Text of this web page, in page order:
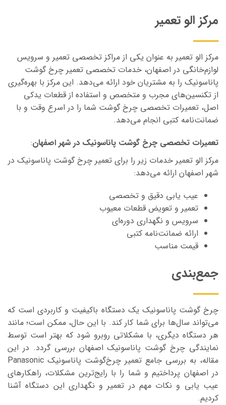
مرکز الو تعمیر
مرکز الو تعمیر به عنوان یکی از مراکز تخصصی تعمیر و سرویس
لوازم‌خانگی در اصفهان، خدمات تخصصی تعمیر چرخ گوشت
پاناسونیک را به مشتریان خود ارائه می‌دهد. این مرکز با بهره‌گیری
از تکنسین‌های مجرب و متخصص و استفاده از قطعات یدکی
اصل، تعمیرات تخصصی چرخ گوشت شما را در اسرع وقت و با
ضمانت‌نامه کتبی انجام می‌دهد.
تعمیرات تخصصی چرخ گوشت پاناسونیک در شهر اصفهان:
مرکز الو تعمیر خدمات زیر را برای تعمیر چرخ گوشت پاناسونیک در
شهر اصفهان ارائه می‌دهد:
عیب یابی دقیق و تخصصی
تعمیر و تعویض قطعات معیوب
سرویس و نگهداری دوره‌ای
ارائه ضمانت‌نامه کتبی
قیمت مناسب
جمع‌بندی
چرخ گوشت پاناسونیک یک دستگاه باکیفیت و کاربردی است که
می‌تواند سال‌ها برای شما کار کند. با این حال، ممکن است؛ مانند
هر دستگاه دیگری، با مشکلاتی روبرو شود که بهتر است توسط
نمایندگی چرخ گوشت پاناسونیک اصفهان بررسی گردد. در این
مقاله، به بررسی جامع تعمیر چرخ‌گوشت
پاناسونیک Panasonic
در اصفهان پرداختیم و شما را با رایج‌ترین مشکلات، راهکارهای
عیب یابی و نکات مهم در تعمیر و نگهداری این دستگاه آشنا
کردیم.